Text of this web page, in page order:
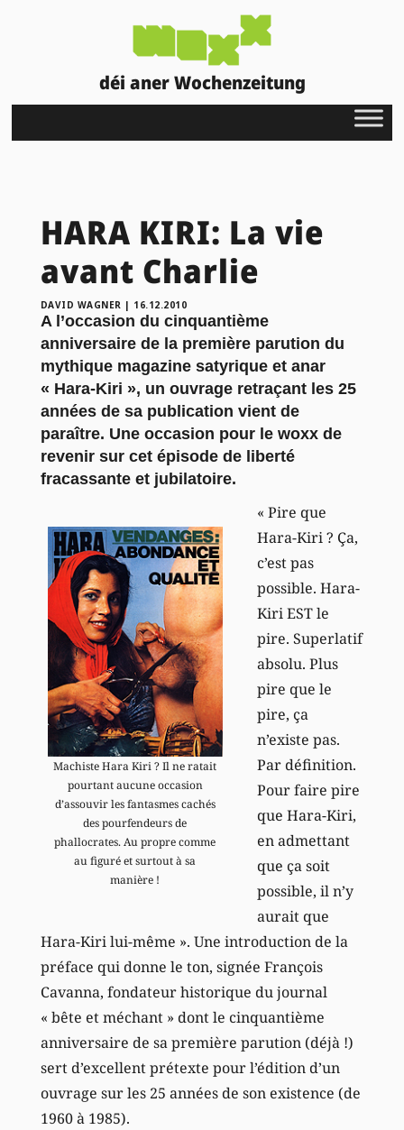
déi aner Wochenzeitung
HARA KIRI: La vie
avant Charlie
DAVID WAGNER | 16.12.2010
A l’occasion du cinquantième
anniversaire de la première parution du
mythique magazine satyrique et anar
« Hara-Kiri », un ouvrage retraçant les 25
années de sa publication vient de
paraître. Une occasion pour le woxx de
revenir sur cet épisode de liberté
fracassante et jubilatoire.
Machiste Hara Kiri ? Il ne ratait
pourtant aucune occasion
d’assouvir les fantasmes cachés
des pourfendeurs de
phallocrates. Au propre comme
au figuré et surtout à sa
manière !
« Pire que
Hara-Kiri ? Ça,
c’est pas
possible. Hara-
Kiri EST le
pire. Superlatif
absolu. Plus
pire que le
pire, ça
n’existe pas.
Par définition.
Pour faire pire
que Hara-Kiri,
en admettant
que ça soit
possible, il n’y
aurait que
Hara-Kiri lui-même ». Une introduction de la
préface qui donne le ton, signée François
Cavanna, fondateur historique du journal
« bête et méchant » dont le cinquantième
anniversaire de sa première parution (déjà !)
sert d’excellent prétexte pour l’édition d’un
ouvrage sur les 25 années de son existence (de
1960 à 1985).